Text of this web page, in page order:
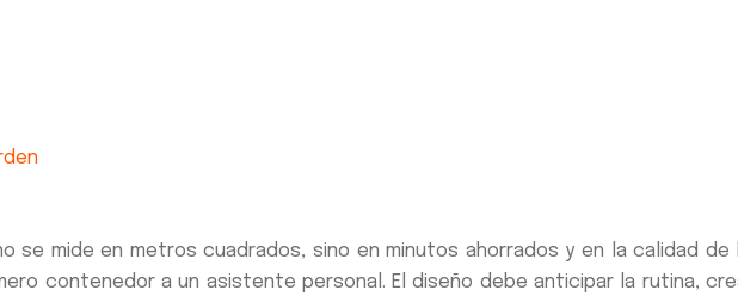
se mide en metros cuadrados, sino en minutos ahorrados y en la calidad
contenedor a un asistente personal. El diseño debe anticipar la rutina,